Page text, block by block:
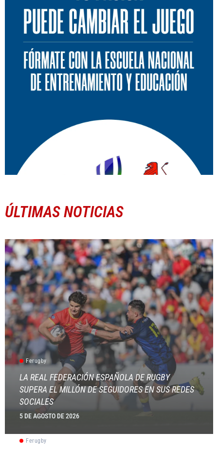
ÚLTIMAS NOTICIAS
Ferugby
LA REAL FEDERACIÓN ESPAÑOLA DE RUGBY
SUPERA EL MILLÓN DE SEGUIDORES EN SUS REDES
SOCIALES
5 DE AGOSTO DE 2026
Ferugby